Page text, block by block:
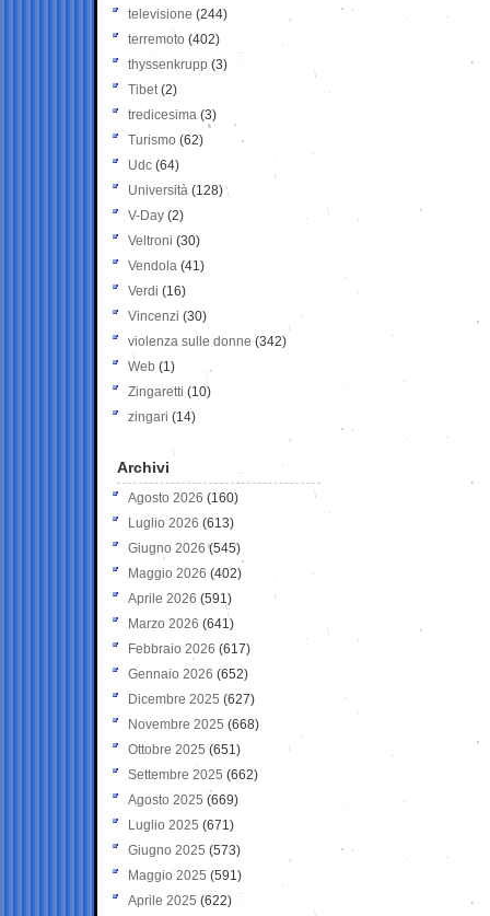
televisione(244)
terremoto (402)
thyssenkrupp (3)
Tibet(2)
tredicesima (3)
Turismo (62)
Udc (64)
Università (128)
V-Day (2)
Veltroni (30)
Vendola (41)
Verdi (16)
Vincenzi (30)
violenza sulle donne (342)
Web (1)
Zingaretti (10)
zingari (14)
Archivi
Agosto 2026 (160)
Luglio 2026 (613)
Giugno 2026 (545)
Maggio 2026 (402)
Aprile 2026 (591)
Marzo 2026 (641)
Febbraio 2026 (617)
Gennaio 2026 (652)
Dicembre 2025 (627)
Novembre 2025 (668)
Ottobre 2025 (651)
Settembre 2025 (662)
Agosto 2025 (669)
Luglio 2025 (671)
Giugno 2025 (573)
Maggio 2025 (591)
Aprile 2025 (622)